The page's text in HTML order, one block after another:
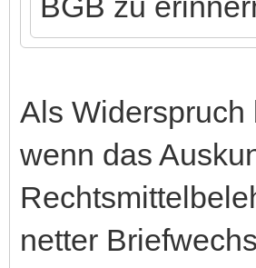
Als
wenn das
netter